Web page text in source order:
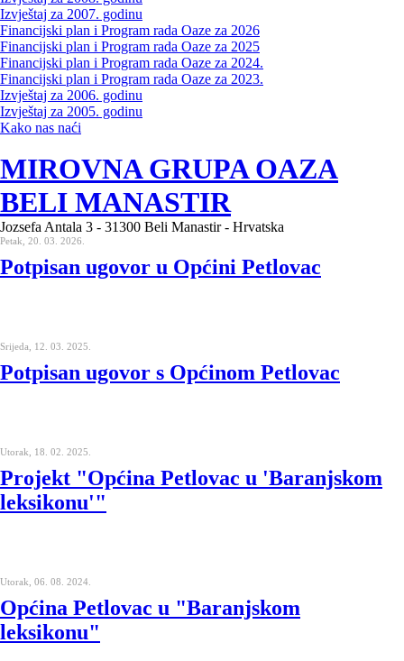
Izvještaj za 2007. godinu
Financijski plan i Program rada Oaze za 2026
Financijski plan i Program rada Oaze za 2025
Financijski plan i Program rada Oaze za 2024.
Financijski plan i Program rada Oaze za 2023.
Izvještaj za 2006. godinu
Izvještaj za 2005. godinu
Kako nas naći
MIROVNA GRUPA OAZA
BELI MANASTIR
Jozsefa Antala 3 - 31300 Beli Manastir - Hrvatska
Petak, 20. 03. 2026.
Potpisan ugovor u Općini Petlovac
Srijeda, 12. 03. 2025.
Potpisan ugovor s Općinom Petlovac
Utorak, 18. 02. 2025.
Projekt "Općina Petlovac u 'Baranjskom
leksikonu'"
Utorak, 06. 08. 2024.
Općina Petlovac u "Baranjskom
leksikonu"